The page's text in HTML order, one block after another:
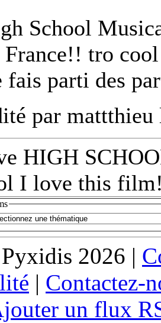
School
France!! tro
fais parti des
par mattthieu
HIGH
I love this
2026 |
| Contactez-
un flux